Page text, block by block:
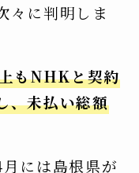
々に判明しま
もNHKと契約
、未払い総額
には島根県が